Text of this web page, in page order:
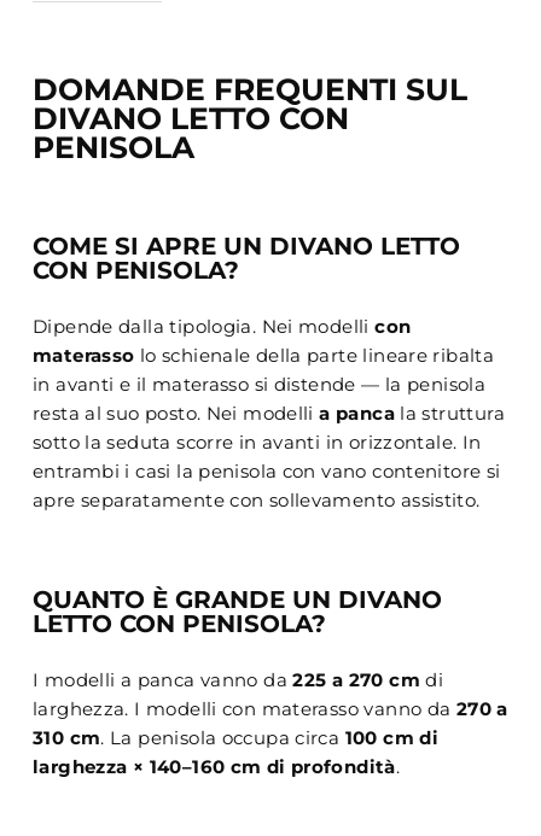
DOMANDE FREQUENTI SUL
DIVANO LETTO CON
PENISOLA
COME SI APRE UN DIVANO LETTO
CON PENISOLA?
Dipende dalla tipologia. Nei modellicon
materasso lo schienale della parte lineare ribalta
in avanti e il materasso si distende — la penisola
resta al suo posto. Nei modellia pancala struttura
sotto la seduta scorre in avanti in orizzontale. In
entrambi i casi la penisola con vano contenitore si
apre separatamente con sollevamento assistito.
QUANTO È GRANDE UN DIVANO
LETTO CON PENISOLA?
I modelli a panca vanno da225 a 270 cm di
larghezza. I modelli con materasso vanno da 270 a
310 cm. La penisola occupa circa 100 cm di
larghezza × 140–160 cm di profondità.